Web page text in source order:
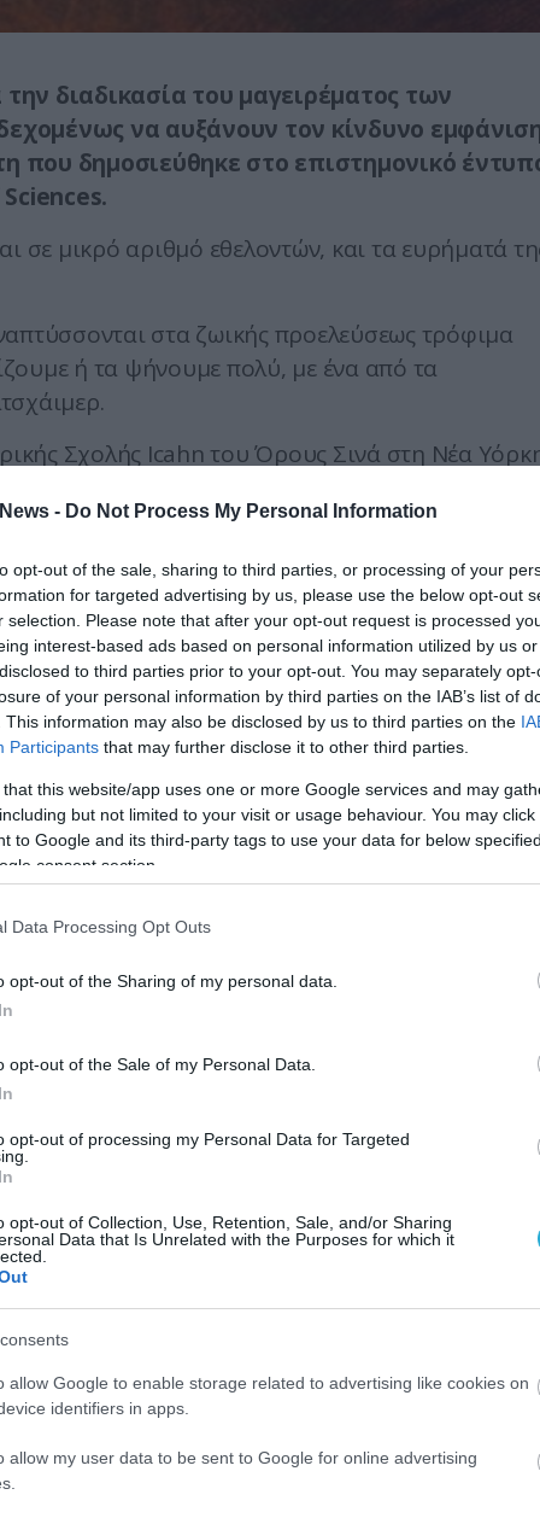
- Do Not Process My Personal Information
opt-out of the sale, sharing to third parties, or processing of your
for targeted advertising by us, please use the below opt-out
selection. Please note that after your opt-out request is processed
interest-based ads based on personal information utilized by us
to third parties prior to your opt-out. You may separately
of your personal information by third parties on the IAB’s list of
This information may also be disclosed by us to third parties on the
Participants that may further disclose it to other third parties.
that this website/app uses one or more Google services and may
but not limited to your visit or usage behaviour. You may
to Google and its third-party tags to use your data for below
consent section.
Data Processing Opt Outs
opt-out of the Sharing of my personal data.
opt-out of the Sale of my Personal Data.
opt-out of processing my Personal Data for Targeted
opt-out of Collection, Use, Retention, Sale, and/or Sharing
Data that Is Unrelated with the Purposes for which it
allow Google to enable storage related to advertising like cookies on
identifiers in apps.
allow my user data to be sent to Google for online advertising
διαδικασία του μαγειρέματος των
να αυξάνουν τον κίνδυνο
που δημοσιεύθηκε στο επιστημονικό
σε μικρό αριθμό εθελοντών, και τα ευρήματά
στα ζωικής προελεύσεως τρόφιμα
ή τα ψήνουμε πολύ, με ένα από τα
Σχολής Icahn του Όρους Σινά στη Νέα
επισημαίνουν ότι, αν και τα ευρήματά τους
οριστικά και το ζήτημα πρέπει να
που εκαναν διατροφή που περιείχε αυξημένες
πρωτεΐνης β-αμυλοειδούς στον εγκέφαλό
λειτουργίες. Η πρωτεΐνη β-αμυλοειδές
νόσου Αλτσχάιμερ.
άνω των 60 ετών, έδειξε επίσης να
των γλυκοτοξίνων στο αίμα και στις
να συνδέεται με τα υψηλά επίπεδα των
στις τροφές» υπογραμμίζουν στα
την μείωσή τους, ως προληπτικό μέτρο
ηλικιωμένους.
και το τηγάνισμα των τροφίμων και να
ατμό.